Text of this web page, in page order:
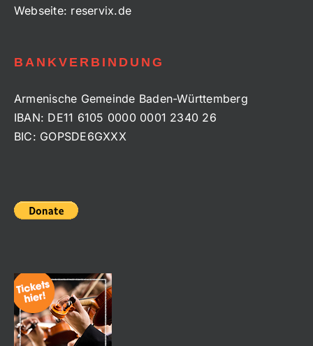
Webseite: reservix.de
BANKVERBINDUNG
Armenische Gemeinde Baden-Württemberg
IBAN: DE11 6105 0000 0001 2340 26
BIC: GOPSDE6GXXX